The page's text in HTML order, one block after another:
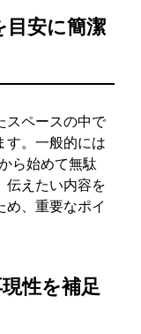
目安に簡潔
スペースの中で
す。一般的には
ら始めて無駄
伝えたい内容を
め、重要なポイ
性を補足